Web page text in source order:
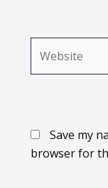
Save my
browser for